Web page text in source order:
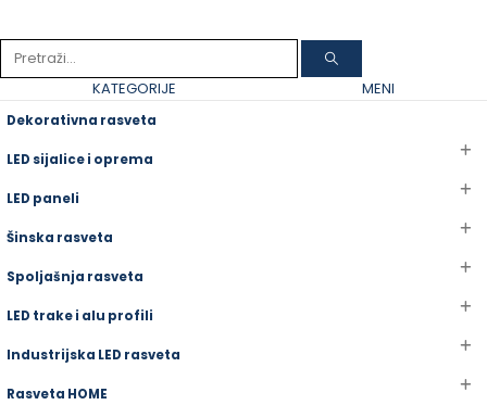
KATEGORIJE MENI
Dekorativna rasveta
LED sijalice i oprema
LED paneli
Šinska rasveta
Spoljašnja rasveta
LED trake i alu profili
Industrijska LED rasveta
Rasveta HOME